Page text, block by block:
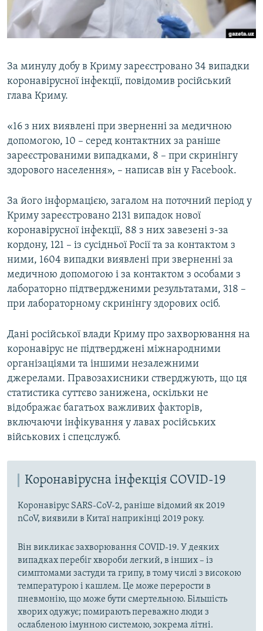
ВІДЕОУРОКИ «ELIFBE»
СВІДЧЕННЯ ОКУПАЦІЇ
ІНФОГРАФІКА
Русский
Qırımtatar
ДОЛУЧАЙСЯ!
Усі сайти RFE/RL
За минулу добу в Криму зареєстровано 34 випадки
коронавірусної інфекції, повідомив російський
глава Криму.
«16 з них виявлені при зверненні за медичною
допомогою, 10 – серед контактних за раніше
зареєстрованими випадками, 8 – при скринінгу
здорового населення», – написав він у Facebook.
За його інформацією, загалом на поточний період у
Криму зареєстровано 2131 випадок нової
коронавірусної інфекції, 88 з них завезені з-за
кордону, 121 – із сусідньої Росії та за контактом з
ними, 1604 випадки виявлені при зверненні за
медичною допомогою і за контактом з особами з
лабораторно підтвердженими результатами, 318 –
при лабораторному скринінгу здорових осіб.
Дані російської влади Криму про захворювання на
коронавірус не підтверджені міжнародними
організаціями та іншими незалежними
джерелами. Правозахисники стверджують, що ця
статистика суттєво занижена, оскільки не
відображає багатьох важливих факторів,
включаючи інфікування у лавах російських
військових і спецслужб.
Коронавірусна інфекція COVID-19
Коронавірус SARS-CoV-2, раніше відомий як 2019
nCoV, виявили в Китаї наприкінці 2019 року.
Він викликає захворювання COVID-19. У деяких
випадках перебіг хвороби легкий, в інших – із
симптомами застуди та грипу, в тому числі з високою
температурою і кашлем. Це може перерости в
пневмонію, що може бути смертельною. Більшість
хворих одужує; помирають переважно люди з
ослабленою імунною системою, зокрема літні.